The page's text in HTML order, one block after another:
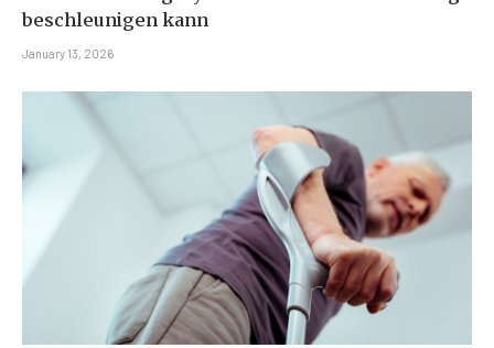
beschleunigen kann
January 13, 2026